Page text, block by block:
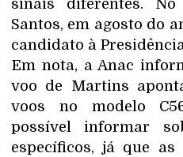
sinais diferentes.
Santos, em agosto do
candidato à
Em nota, a Anac
voo de Martins
voos no modelo
possível informar
específicos, já que as